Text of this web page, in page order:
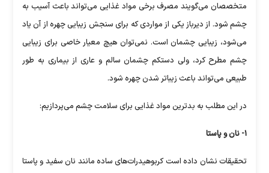
متخصصان می‌گویند مصرف برخی مواد غذایی می‌تواند باعث آسیب به
چشم شود. از دیرباز یکی از مواردی که برای سنجش زیبایی چهره از آن یاد
می‌شود، زیبایی چشمان است. نمی‌توان هیچ معیار خاصی برای زیبایی
چشم مطرح کرد، ولی دستکم چشمان سالم و عاری از بیماری به طور
طبیعی می‌تواند باعث زیباتر شدن چهره شود.
در این مطلب به بدترین مواد غذایی برای سلامت چشم می‌پردازیم:
۱- نان و پاستا
تحقیقات نشان داده است کربوهیدرات‌های ساده مانند نان سفید و پاستا